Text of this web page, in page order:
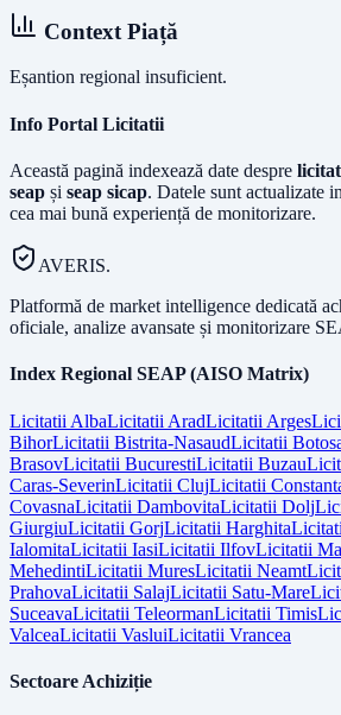
Context Piață
Eșantion regional insuficient.
Info Portal Licitatii
Această pagină indexează date despre
seap și seap sicap. Datele sunt actualizate
cea mai bună experiență de monitorizare.
AVERIS.
Platformă de market intelligence dedicată
oficiale, analize avansate și monitorizare
Index Regional SEAP (AISO Matrix)
Licitatii AlbaLicitatii AradLicitatii Arges
BihorLicitatii Bistrita-NasaudLicitatii
BrasovLicitatii BucurestiLicitatii Buzau
Caras-SeverinLicitatii ClujLicitatii
CovasnaLicitatii DambovitaLicitatii Dolj
GiurgiuLicitatii GorjLicitatii Harghita
IalomitaLicitatii IasiLicitatii IlfovLicitatii
MehedintiLicitatii MuresLicitatii Neamt
PrahovaLicitatii SalajLicitatii Satu-Mare
SuceavaLicitatii TeleormanLicitatii Timis
ValceaLicitatii VasluiLicitatii Vrancea
Sectoare Achiziție